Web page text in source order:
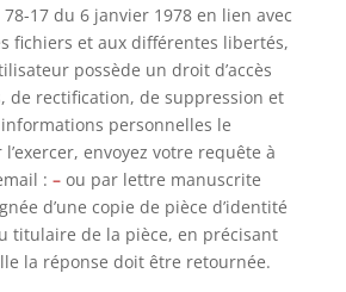
17 du 6 janvier 1978 en lien avec
fichiers et aux différentes libertés,
possède un droit d’accès
de rectification, de suppression et
personnelles le
envoyez votre requête à
: –ou par lettre manuscrite
d’une copie de pièce d’identité
titulaire de la pièce, en précisant
la réponse doit être retournée.